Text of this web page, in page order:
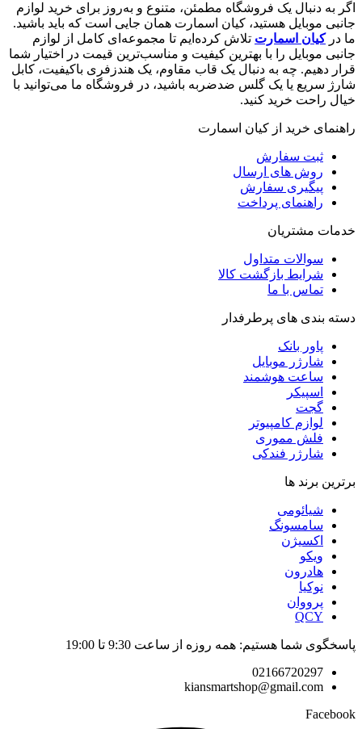
اگر به دنبال یک فروشگاه مطمئن، متنوع و به‌روز برای خرید لوازم
جانبی موبایل هستید، کیان اسمارت همان جایی است که باید باشید.
ما درکیان اسمارت تلاش کرده‌ایم تا مجموعه‌ای کامل از لوازم
جانبی موبایل را با بهترین کیفیت و مناسب‌ترین قیمت در اختیار شما
قرار دهیم. چه به دنبال یک قاب مقاوم، یک هندزفری باکیفیت، کابل
شارژ سریع یا یک گلس ضدضربه باشید، در فروشگاه ما می‌توانید با
خیال راحت خرید کنید.
راهنمای خرید از کیان اسمارت
ثبت سفارش
روش‌ های ارسال
پیگیری سفارش
راهنمای پرداخت
خدمات مشتریان
سوالات متداول
شرایط بازگشت کالا
تماس با ما
دسته بندی های پرطرفدار
پاور بانک
شارژر موبایل
ساعت هوشمند
اسپیکر
گجت
لوازم کامپیوتر
فلش مموری
شارژر فندکی
برترین برند ها
شیائومی
سامسونگ
اکسیژن
ویکو
هادرون
نوکیا
پرووان
QCY
پاسخگوی شما هستیم: همه روزه از ساعت 9:30 تا 19:00
02166720297
kiansmartshop@gmail.com
Facebook